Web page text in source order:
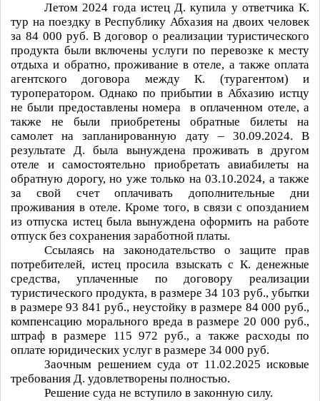
Летом 2024 года истец Д. купила у ответчика К.
тур на поездку в Республику Абхазия на двоих человек
за 84 000 руб. В договор о реализации туристического
продукта были включены услуги по перевозке к месту
отдыха и обратно, проживание в отеле, а также оплата
агентского договора между К. (турагентом) и
туроператором. Однако по прибытии в Абхазию истцу
не были предоставлены номера
в оплаченном отеле, а
также не были приобретены обратные билеты на
самолет на запланированную дату – 30.09.2024. В
результате Д. была вынуждена проживать в другом
отеле и самостоятельно приобретать авиабилеты на
обратную дорогу, но уже только на 03.10.2024, а также
за свой счет оплачивать дополнительные дни
проживания в отеле. Кроме того, в связи с опозданием
из отпуска истец была вынуждена оформить на работе
отпуск без сохранения заработной платы.
Ссылаясь на законодательство о защите прав
потребителей, истец просила взыскать с К. денежные
средства, уплаченные по договору реализации
туристического продукта, в размере 34 103 руб., убытки
в размере 93 841 руб., неустойку в размере 84 000 руб.,
компенсацию морального вреда в размере 20 000 руб.,
штраф в размере 115 972 руб., а также расходы по
оплате юридических услуг в размере 34 000 руб.
Заочным решением суда от 11.02.2025 исковые
требования Д. удовлетворены полностью.
Решение суда не вступило в законную силу.